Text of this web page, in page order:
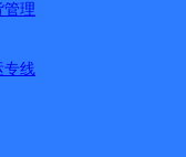
管理
专线